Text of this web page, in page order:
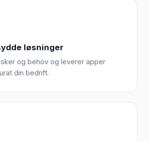
løsninger
og behov og leverer apper
din bedrift.